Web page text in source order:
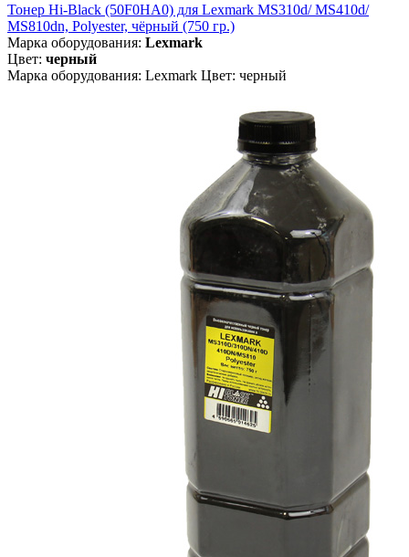
Тонер Hi-Black (50F0HA0) для Lexmark MS310d/ MS410d/
MS810dn, Polyester, чёрный (750 гр.)
Марка оборудования: Lexmark
Цвет: черный
Марка оборудования: Lexmark Цвет: черный